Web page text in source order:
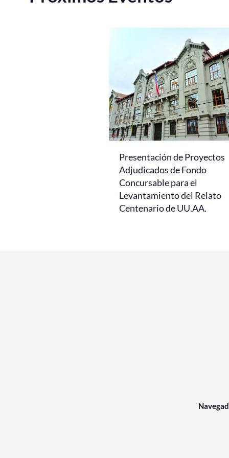
Presentación de Proyectos
Adjudicados de Fondo
Concursable para el
Levantamiento del Relato
Centenario de UU.AA.